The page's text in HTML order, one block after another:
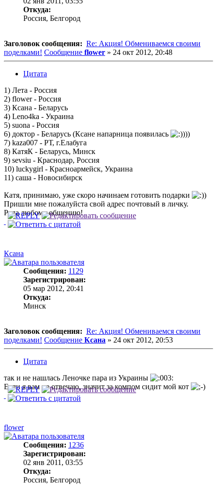
Откуда:
Россия, Белгород
Заголовок сообщения: Re: Акция! Обмениваемся своими
поделками! Сообщение flower » 24 окт 2012, 20:48
Цитата
1) Лета - Россия
2) flower - Россия
3) Ксана - Беларусь
4) Leno4ka - Украина
5) suona - Россия
6) доктор - Беларусь (Ксане напарница появилась
)))
7) kaza007 - РТ, г.Елабуга
8) КатяК - Беларусь, Минск
9) sevsiu - Краснодар, Россия
10) luckygirl - Красноармейск, Украина
11) саша - Новосибирск
Катя, принимаю, уже скоро начинаем готовить подарки
)
Пришли мне пожалуйста свой адрес почтовый в личку.
Рада любому общению!
Ксана
Сообщения: 1129
Зарегистрирован:
05 мар 2012, 20:41
Откуда:
Минск
Заголовок сообщения: Re: Акция! Обмениваемся своими
поделками! Сообщение Ксана » 24 окт 2012, 20:53
Цитата
так и не нашлась Леночке пара из Украины
Если я вам не отвечаю, значит за компом сидит мой кот
flower
Сообщения: 1236
Зарегистрирован:
02 янв 2011, 03:55
Откуда:
Россия, Белгород